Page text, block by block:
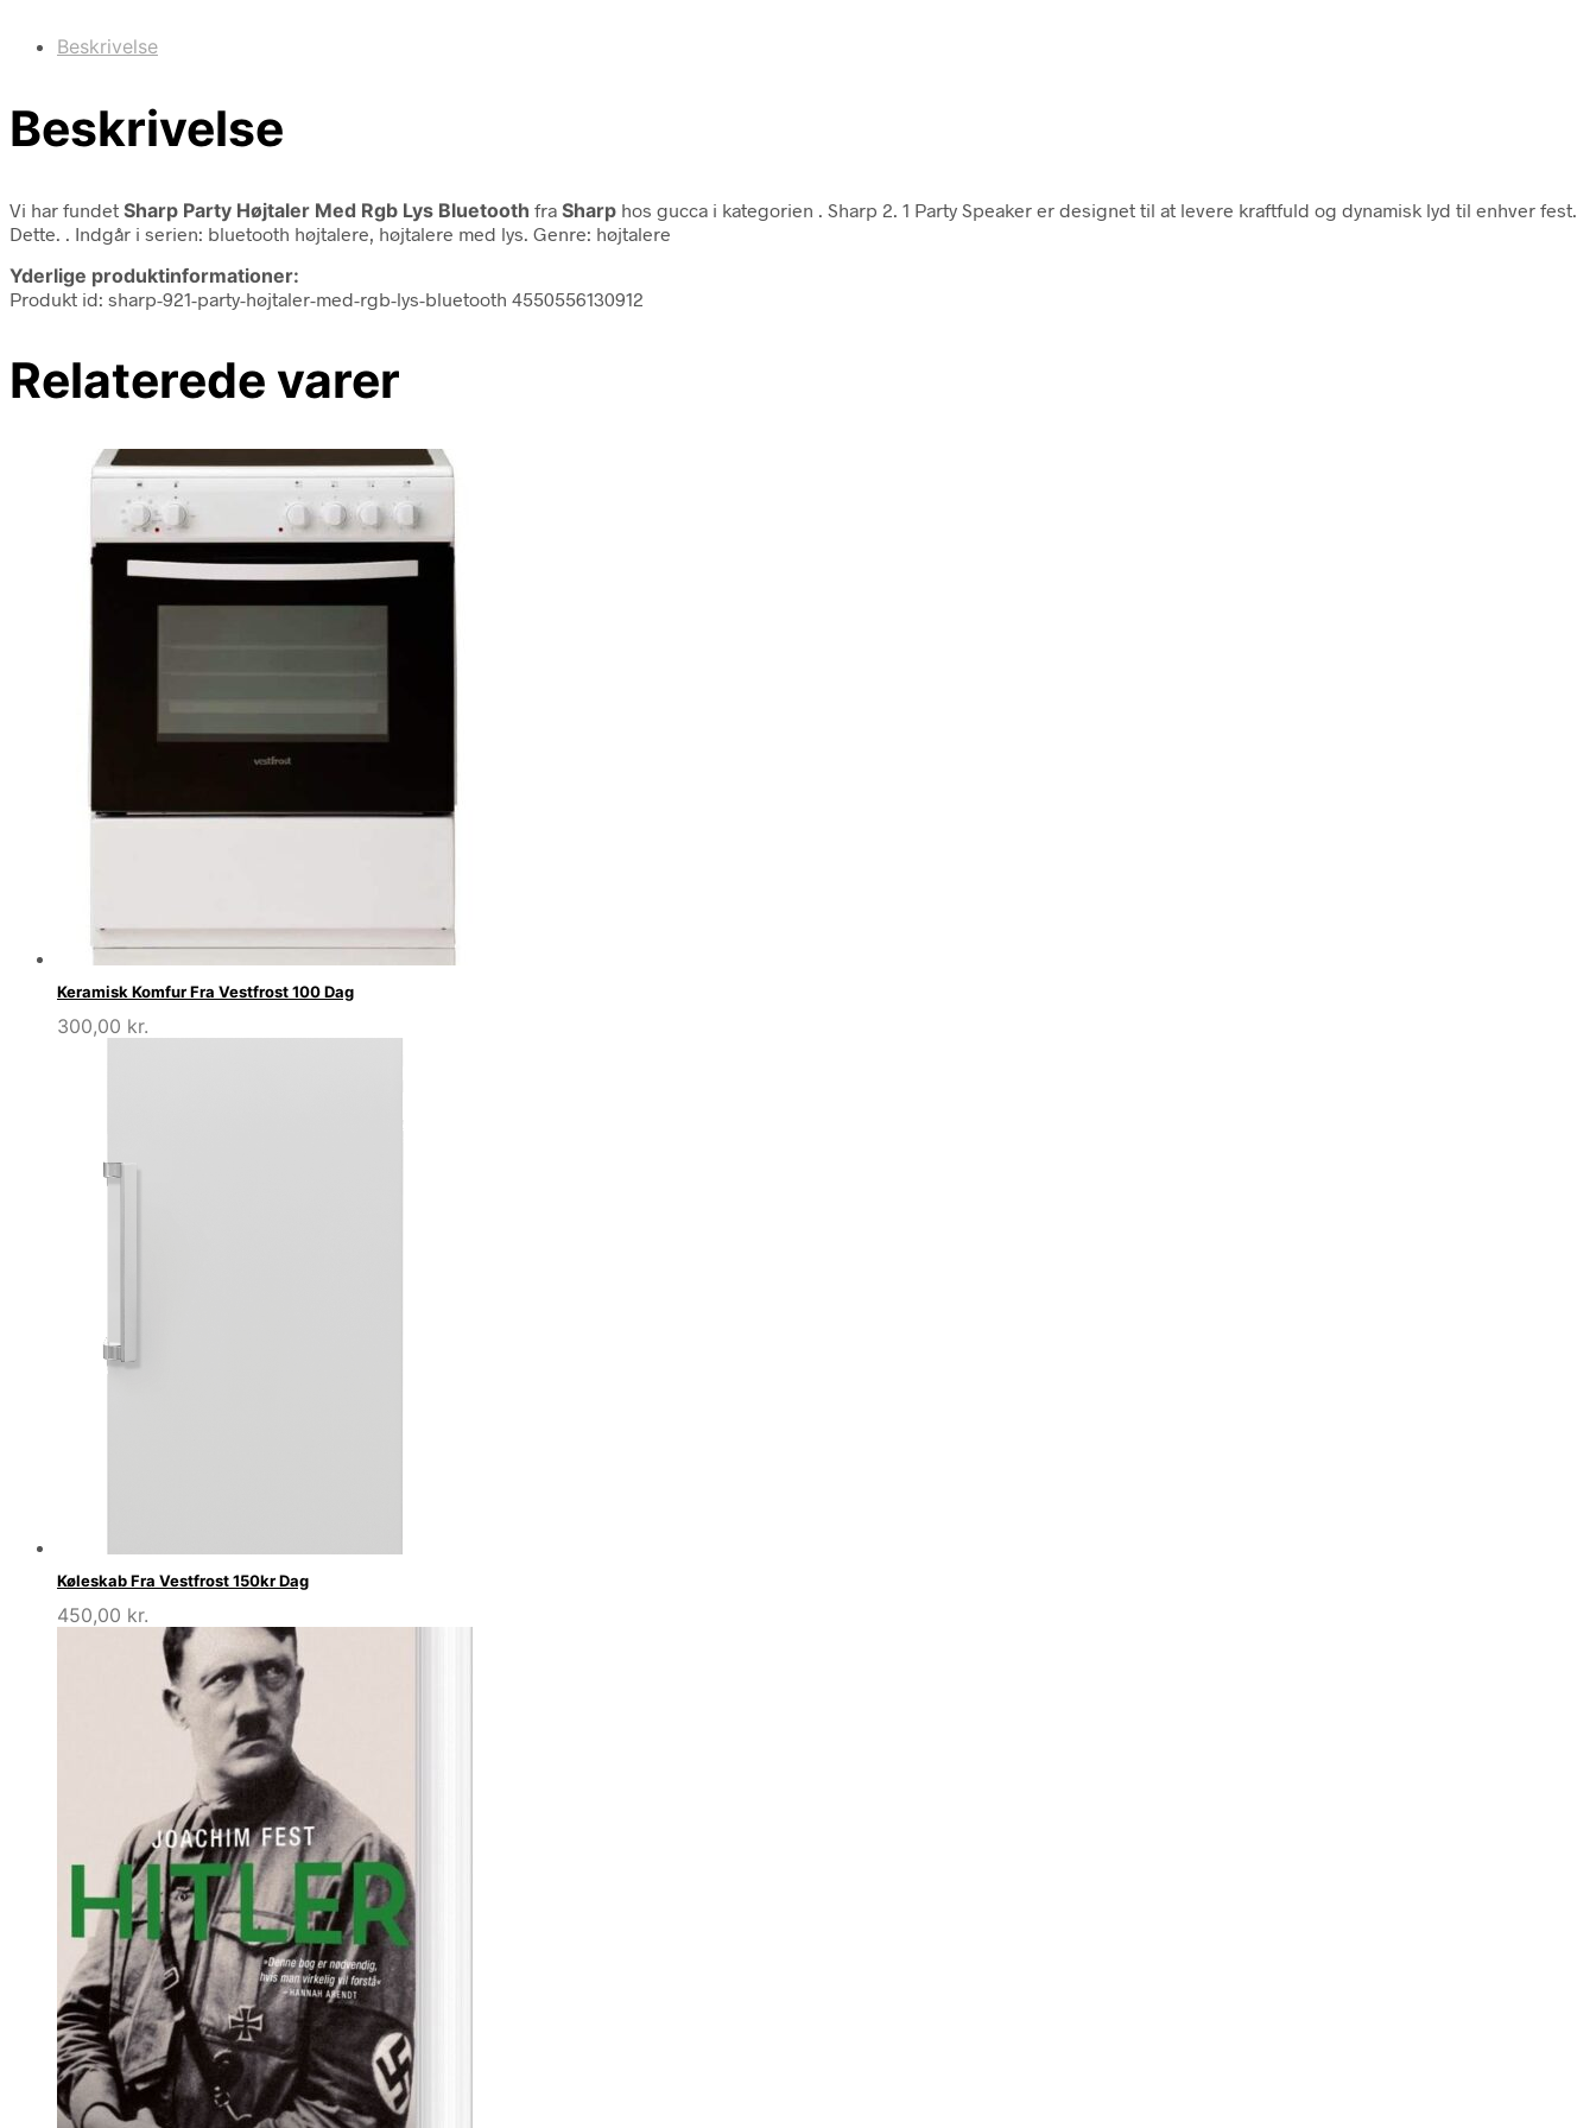
Beskrivelse
Beskrivelse
Vi har fundet Sharp Party Højtaler Med Rgb Lys Bluetooth fra Sharp hos gucca i kategorien
. Sharp 2. 1 Party Speaker er designet til at levere kraftfuld og dynamisk lyd til enhver fest.
Dette. . Indgår i serien: bluetooth højtalere, højtalere med lys. Genre: højtalere
Yderlige produktinformationer:
Produkt id: sharp-921-party-højtaler-med-rgb-lys-bluetooth 4550556130912
Relaterede varer
Keramisk Komfur Fra Vestfrost 100 Dag
300,00 kr.
Køleskab Fra Vestfrost 150kr Dag
450,00 kr.